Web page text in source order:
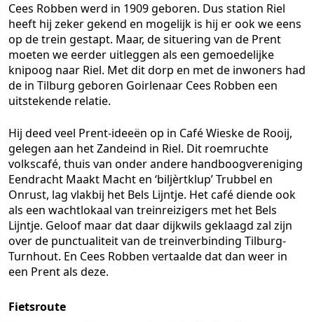
Cees Robben werd in 1909 geboren. Dus station Riel
heeft hij zeker gekend en mogelijk is hij er ook we eens
op de trein gestapt. Maar, de situering van de Prent
moeten we eerder uitleggen als een gemoedelijke
knipoog naar Riel. Met dit dorp en met de inwoners had
de in Tilburg geboren Goirlenaar Cees Robben een
uitstekende relatie.
Hij deed veel Prent-ideeën op in Café Wieske de Rooij,
gelegen aan het Zandeind in Riel. Dit roemruchte
volkscafé, thuis van onder andere handboogvereniging
Eendracht Maakt Macht en ‘biljèrtklup’ Trubbel en
Onrust, lag vlakbij het Bels Lijntje. Het café diende ook
als een wachtlokaal van treinreizigers met het Bels
Lijntje. Geloof maar dat daar dijkwils geklaagd zal zijn
over de punctualiteit van de treinverbinding Tilburg-
Turnhout. En Cees Robben vertaalde dat dan weer in
een Prent als deze.
Fietsroute